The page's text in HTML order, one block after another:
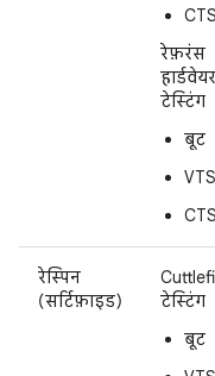
CTS
रेफ़रंस
टेस्टिंग
बूट
VTS
CTS
रेस्पिन
(सर्टिफ़ाइड)
टेस्टिंग
बूट